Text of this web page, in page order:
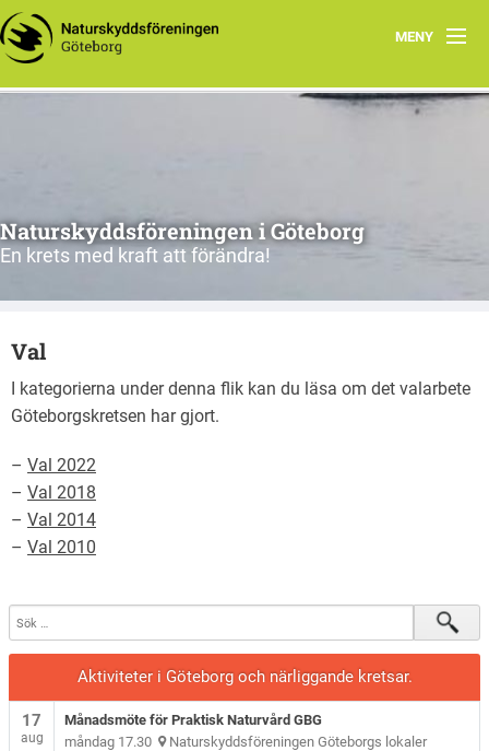
MENY
Hem
Våra ståndpunkter
Kontakt
Nyhetsbrev juli 2026
Naturskyddsföreningen i Göteborg
En krets med kraft att förändra!
Val
I kategorierna under denna flik kan du läsa om det valarbete
Göteborgskretsen har gjort.
– Val 2022
– Val 2018
– Val 2014
– Val 2010
Aktiviteter i Göteborg och närliggande kretsar.
17
aug
Månadsmöte för Praktisk Naturvård GBG
måndag 17.30 Naturskyddsföreningen Göteborgs lokaler